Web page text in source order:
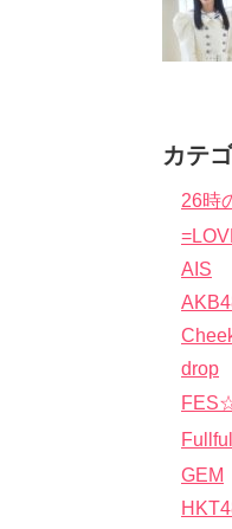
カテ
26時
AIS
drop
GEM